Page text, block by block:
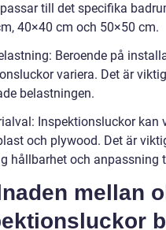
till det specifika
40×40 cm och 50×50 cm.
Beroende på
variera. Det är
belastningen.
Inspektionsluckor kan
och plywood. Det är
hållbarhet och anpassning
mellan